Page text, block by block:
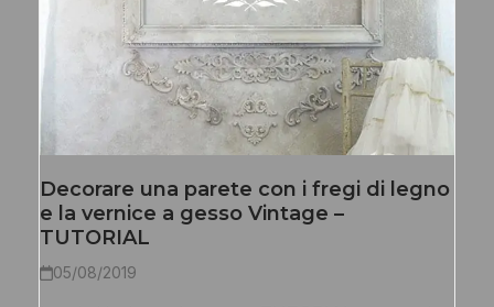
Decorare una parete con i fregi di legno
e la vernice a gesso Vintage –
TUTORIAL
05/08/2019